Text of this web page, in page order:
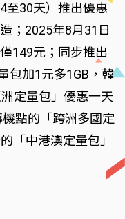
至30天）推出優惠
；2025年8月31日
149元；同步推出
包加1元多1GB，韓
定量包」優惠一天
點的「跨洲多國定
「中港澳定量包」